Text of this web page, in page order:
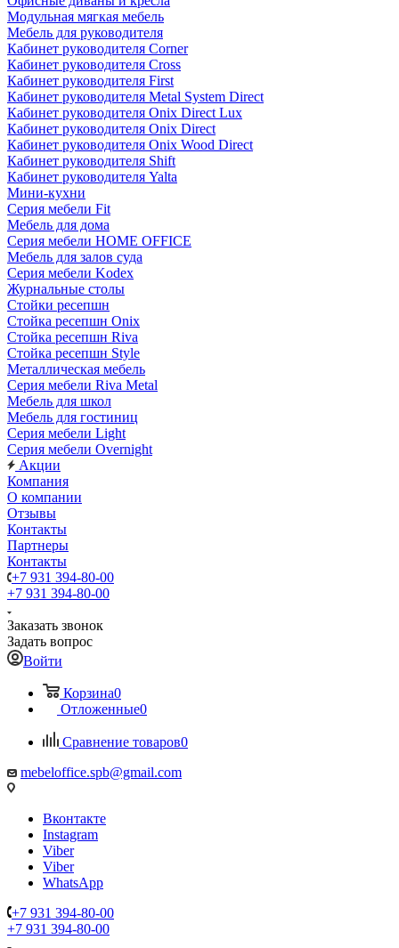
Модульная мягкая мебель
Мебель для руководителя
Кабинет руководителя Corner
Кабинет руководителя Cross
Кабинет руководителя First
Кабинет руководителя Metal System Direct
Кабинет руководителя Onix Direct Lux
Кабинет руководителя Onix Direct
Кабинет руководителя Onix Wood Direct
Кабинет руководителя Shift
Кабинет руководителя Yalta
Мини-кухни
Серия мебели Fit
Мебель для дома
Серия мебели HOME OFFICE
Мебель для залов суда
Серия мебели Kodex
Журнальные столы
Стойки ресепшн
Стойка ресепшн Onix
Стойка ресепшн Riva
Стойка ресепшн Style
Металлическая мебель
Серия мебели Riva Metal
Мебель для школ
Мебель для гостиниц
Серия мебели Light
Серия мебели Overnight
Акции
Компания
О компании
Отзывы
Контакты
Партнеры
Контакты
+7 931 394-80-00
+7 931 394-80-00
Заказать звонок
Задать вопрос
Войти
Корзина0
Отложенные0
Сравнение товаров0
mebeloffice.spb@gmail.com
Вконтакте
Instagram
Viber
Viber
WhatsApp
+7 931 394-80-00
+7 931 394-80-00